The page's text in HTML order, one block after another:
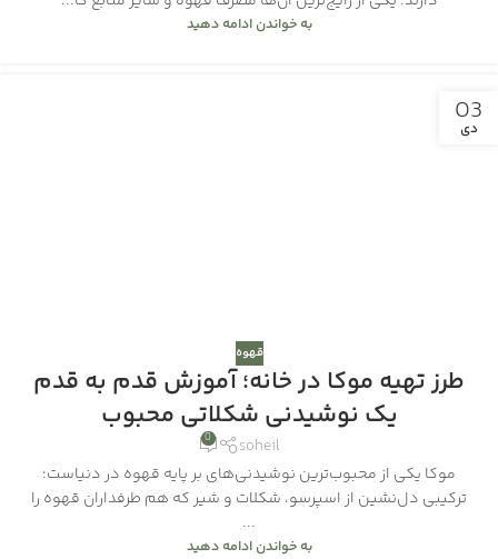
به خواندن ادامه دهید
03
دی
قهوه
طرز تهیه موکا در خانه؛ آموزش قدم‌ به‌ قدم
یک نوشیدنی شکلاتی محبوب
soheil
0
موکا یکی از محبوب‌ترین نوشیدنی‌های بر پایه قهوه در دنیاست؛
ترکیبی دل‌نشین از اسپرسو، شکلات و شیر که هم طرفداران قهوه را
...
به خواندن ادامه دهید